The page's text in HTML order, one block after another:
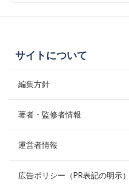
サイトについて
編集方針
著者・監修者情報
運営者情報
広告ポリシー（PR表記の明示）